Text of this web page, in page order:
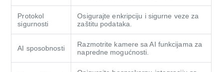
Protokol
sigurnosti
Osigurajte enkripciju i sigurne veze za
zaštitu podataka.
AI sposobnosti
Razmotrite kamere sa AI funkcijama za
napredne mogućnosti.